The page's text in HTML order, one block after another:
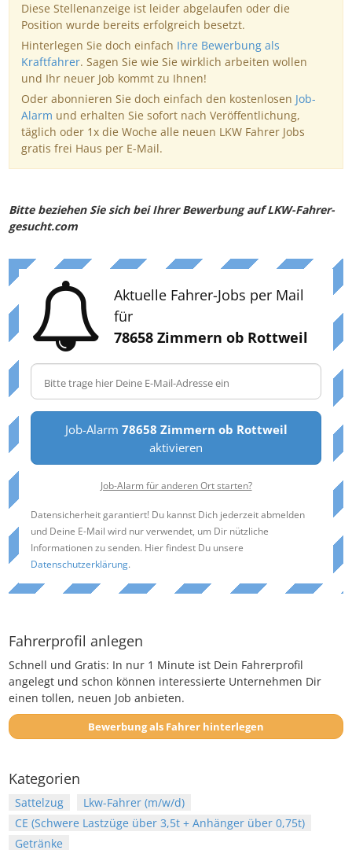
Diese Stellenanzeige ist leider abgelaufen oder die
Position wurde bereits erfolgreich besetzt.
Hinterlegen Sie doch einfach Ihre Bewerbung als
Kraftfahrer. Sagen Sie wie Sie wirklich arbeiten wollen
und Ihr neuer Job kommt zu Ihnen!
Oder abonnieren Sie doch einfach den kostenlosen Job-
Alarm und erhalten Sie sofort nach Veröffentlichung,
täglich oder 1x die Woche alle neuen LKW Fahrer Jobs
gratis frei Haus per E-Mail.
Bitte beziehen Sie sich bei Ihrer Bewerbung auf LKW-Fahrer-
gesucht.com
Aktuelle Fahrer-Jobs per Mail
für
78658 Zimmern ob Rottweil
Job-Alarm 78658 Zimmern ob Rottweil
aktivieren
Job-Alarm für anderen Ort starten?
Datensicherheit garantiert! Du kannst Dich jederzeit abmelden
und Deine E-Mail wird nur verwendet, um Dir nützliche
Informationen zu senden. Hier findest Du unsere
Datenschutzerklärung.
Fahrerprofil anlegen
Schnell und Gratis: In nur 1 Minute ist Dein Fahrerprofil
angelegt und schon können interessierte Unternehmen Dir
einen tollen, neuen Job anbieten.
Bewerbung als Fahrer hinterlegen
Kategorien
Sattelzug
Lkw-Fahrer (m/w/d)
CE (Schwere Lastzüge über 3,5t + Anhänger über 0,75t)
Getränke